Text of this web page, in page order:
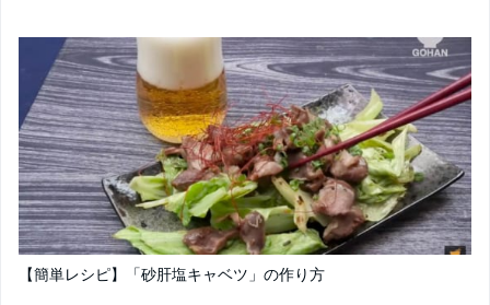
【簡単レシピ】「砂肝塩キャベツ」の作り方